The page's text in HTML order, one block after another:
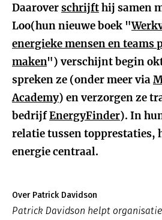
Daaroverschrijfthij samen
Loo(hun nieuwe boek "
energieke mensen en teams
maken") verschijnt begin
spreken ze (onder meer via
Academy) en verzorgen ze
bedrijfEnergyFinder). In
relatie tussen topprestaties,
energie centraal.
Over Patrick Davidson
Patrick Davidson helpt